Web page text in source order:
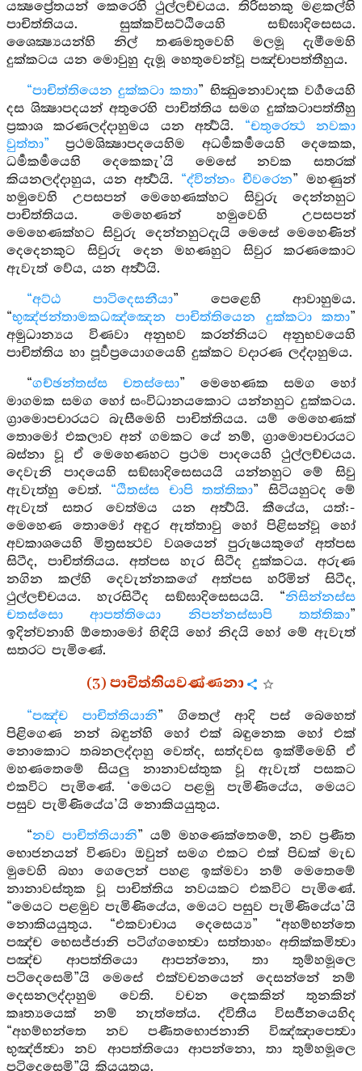
යක්‍ෂප්‍රේතයන් කෙරෙහි ථුල්ලච්චයය. තිරිසනකු මළකල්හි
පාචිත්තියය. සුක්කවිසට්ඨියෙහි සඞ්ඝාදිසෙසය.
ශෛක්‍ෂ්‍යයන්හි නිල් තණමතුවෙහි මලමූ දැමීමෙහි
දුක්කටය යන මොවුහු දැමූ හෙතුවෙන්වූ පඤ්චාපත්තීහුය.
“පාචිත්තියෙන දුක්කටා කතා” භික්‍ඛුනොවාදක වර්‍ගයෙහි
දස ශික්‍ෂාපදයන් අතුරෙහි පාචිත්තිය සමග දුක්කටාපත්තීහු
ප්‍රකාශ කරණලද්දාහුමය යන අර්‍ත්‍ථයි. “චතුරෙත්‍ථ නවකා
වුත්තා” ප්‍රථමශික්‍ෂාපදයෙහිම අධර්‍මකර්‍මයෙහි දෙකෙක,
ධර්‍මකර්‍මයෙහි දෙකෙකැ’යි මෙසේ නවක සතරක්
කියනලද්දාහුය, යන අර්‍ත්‍ථයි. “ද්වින්නං චීවරෙන” මහණුන්
හමුවෙහි උපසපන් මෙහෙණක්හට සිවුරු දෙන්නහුට
පාචිත්තියය. මෙහෙණන් හමුවෙහි උපසපන්
මෙහෙණක්හට සිවුරු දෙන්නහුටදැයි මෙසේ මෙහෙණින්
දෙදෙනකුට සිවුරු දෙන මහණහුට සිවුර කරණකොට
ඇවැත් වේය, යන අර්‍ත්‍ථයි.
“අට්ඨ පාටිදෙසනීයා” පෙළෙහි ආවාහුමය.
“භුඤ්ජන්තාමකධඤ්ඤෙන පාචිත්තියෙන දුක්කටා කතා”
අමුධාන්‍යය විණවා අනුභව කරන්නියට අනුභවයෙහි
පාචිත්තිය හා පූර්‍වප්‍රයොගයෙහි දුක්කට වදාරණ ලද්දාහුමය.
“ගච්ඡන්තස්ස චතස්සො” මෙහෙණක සමග හෝ
මාගමක සමග හෝ සංවිධානයකොට යන්නහුට දුක්කටය.
ග්‍රාමොපචාරයට බැසීමෙහි පාචිත්තියය. යම් මෙහෙණක්
තොමෝ එකලාව අන් ගමකට යේ නම්, ග්‍රාමොපචාරයට
බස්නා වූ ඒ මෙහෙණහට ප්‍රථම පාදයෙහි ථුල්ලච්චයය.
දෙවැනි පාදයෙහි සඞ්ඝාදිසෙසයයි යන්නහුට මේ සිවු
ඇවැත්හු වෙත්. “ඨිතස්ස චාපි තත්තිකා” සිටියහුටද මේ
ඇවැත් සතර වෙත්මය යන අර්‍ත්‍ථයි. කීයේය, යත්:-
මෙහෙණ තොමෝ අඳුර ඇත්තාවු හෝ පිළිසන්වූ හෝ
අවකාශයෙහි මිත්‍රසන්‍ථව වශයෙන් පුරුෂයකුගේ අත්පස
සිටීද, පාචිත්තියය. අත්පස හැර සිටීද දුක්කටය. අරුණ
නගින කල්හි දෙවැන්නකගේ අත්පස හරිමින් සිටීද,
ථුල්ලච්චයය. හැරසිටීද සඞ්ඝාදිසෙසයයි. “නිසින්නස්ස
චතස්සො ආපත්තියො නිපන්නස්සාපි තත්තිකා”
ඉදින්වනාහි ඕතොමෝ හිඳියි හෝ නිදයි හෝ මේ ඇවැත්
සතරට පැමිණේ.
(3) පාචිත්තියවණ්ණනා
“පඤ්ච පාචිත්තියානි” ගිතෙල් ආදි පස් බෙහෙත්
පිළිගෙණ නන් බඳුන්හි හෝ එක් බඳුනෙක හෝ එක්
නොකොට තබනලද්දාහු වෙත්ද, සත්දවස ඉක්මීමෙහි ඒ
මහණතෙමේ සියලු නානාවස්තුක වූ ඇවැත් පසකට
එකවිට පැමිණේ. ‘මෙයට පළමු පැමිණියේය, මෙයට
පසුව පැමිණියේය’යි නොකියයුතුය.
“නව පාචිත්තියානි” යම් මහණෙක්තෙමේ, නව ප්‍රණීත
භොජනයන් විණවා ඔවුන් සමග එකට එක් පිඩක් මැඩ
මුවෙහි බහා ගෙලෙන් පහළ ඉක්මවා නම් මෙතෙමේ
නානාවස්තුක වූ පාචිත්තිය නවයකට එකවිට පැමිණේ.
“මෙයට පළමුව පැමිණියේය, මෙයට පසුව පැමිණියේය’යි
නොකියයුතුය. “එකවාචාය දෙසෙය්‍ය” “අහම්භන්තෙ
පඤ්ච භෙසජ්ජානි පටිග්ගහෙත්‍වා සත්තාහං අතික්කමිත්‍වා
පඤ්ච ආපත්තියො ආපන්නො, තා තුම්හමූලෙ
පටිදෙසෙමි”යි මෙසේ එක්වචනයෙන් දෙසන්නේ නම්
දෙසනලද්දාහුම වෙති. වචන දෙකකින් තුනකින්
කෘත්‍යයෙක් නම් නැත්තේය. ද්විතීය විසර්‍ජනයෙහිද
“අහම්භන්තෙ නව පණීතභොජනානි විඤ්ඤාපෙත්‍වා
භුඤ්ජිත්‍වා නව ආපත්තියො ආපන්නො, තා තුම්හමූලෙ
පටිදෙසෙමි”යි කියයුතුය.